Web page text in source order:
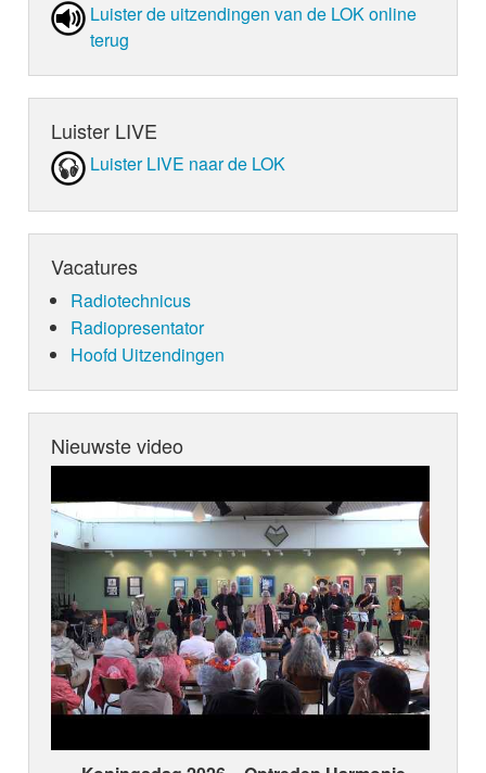
Luister de uit­zen­din­gen van de LOK online
terug
Luister LIVE
Luister LIVE naar de LOK
Vacatures
Radiotechnicus
Radiopresentator
Hoofd Uitzendingen
Nieuwste video